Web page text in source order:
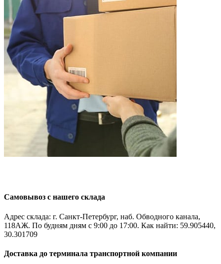
Самовывоз с нашего склада
Адрес склада: г. Санкт-Петербург, наб. Обводного канала,
118АЖ. По будням дням с 9:00 до 17:00. Как найти: 59.905440,
30.301709
Доставка до терминала транспортной компании